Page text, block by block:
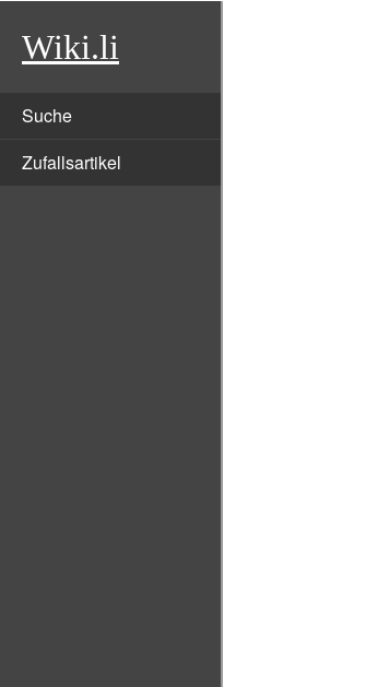
Wiki.li
Suche
Zufallsartikel